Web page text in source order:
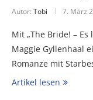
Autor: Tobi 7. März
Mit „The Bride! –
Maggie Gyllenhaal
Romanze mit
Artikel lesen